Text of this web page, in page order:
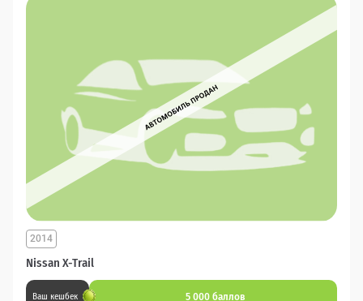
Nissan X-Trail
2014
Ваш кешбек 5 000 баллов